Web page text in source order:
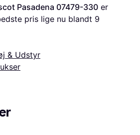
Pasadena 07479-330
pris lige nu blandt 9
& Udstyr